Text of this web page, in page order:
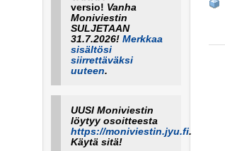
versio! Vanha
Moniviestin
SULJETAAN
31.7.2026! Merkkaa
sisältösi
siirrettäväksi
uuteen.
UUSI Moniviestin
löytyy osoitteesta
https://moniviestin.jyu.fi.
Käytä sitä!